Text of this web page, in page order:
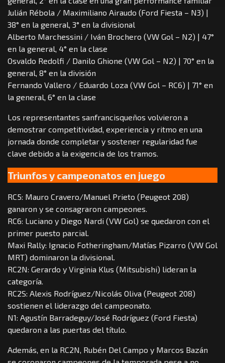
Julián Rébola / Maximiliano Airaudo (Ford Fiesta – N3) |
38° en la general, 3° en la divisional
Alberto Marchessini / Iván Brochero (VW Gol – N2) | 47°
en la general, 4° en la clase
Osvaldo Redolfi / Danilo Ghione (VW Gol – N2) | 70° en la
general, 8° en la división
Fernando Vallero / Eduardo Loza (VW Gol – RC6) | 71° en
la general, 6° en la clase
Los representantes sanfrancisqueños volvieron a
demostrar competitividad, experiencia y ritmo en una
jornada donde completar y sostener regularidad fue
clave debido a la exigencia de los tramos.
Triunfos y campeonatos en juego
RC5: Mauro Cravero/Manuel Prieto (Peugeot 208)
ganaron y se consagraron campeones.
RC6: Luciano y Diego Nardi (VW Gol) se quedaron con el
primer puesto parcial.
Maxi Rally: Ignacio Fotheringham/Matías Pizarro (VW Gol
MRT) dominaron la divisional.
RC2N: Gerardo y Virginia Klus (Mitsubishi) lideran la
categoría.
RC2S: Alexis Rodríguez/Nicolás Oliva (Peugeot 208)
sostienen el liderazgo del campeonato.
N1: Agustín Barradeguy/José Rodríguez (Ford Fiesta)
quedaron a las puertas del título.
Además, en la RC2N, Rubén Del Campo y Marcos Bazán